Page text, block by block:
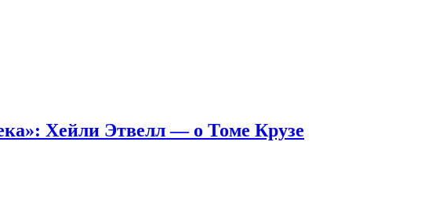
Хейли Этвелл — о Томе Крузе